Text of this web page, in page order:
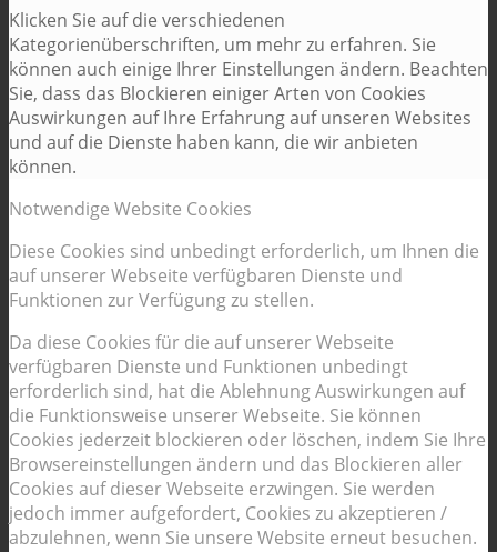
Klicken Sie auf die verschiedenen
Kategorienüberschriften, um mehr zu erfahren. Sie
können auch einige Ihrer Einstellungen ändern. Beachten
Sie, dass das Blockieren einiger Arten von Cookies
Auswirkungen auf Ihre Erfahrung auf unseren Websites
und auf die Dienste haben kann, die wir anbieten
können.
Notwendige Website Cookies
Diese Cookies sind unbedingt erforderlich, um Ihnen die
auf unserer Webseite verfügbaren Dienste und
Funktionen zur Verfügung zu stellen.
Da diese Cookies für die auf unserer Webseite
verfügbaren Dienste und Funktionen unbedingt
erforderlich sind, hat die Ablehnung Auswirkungen auf
die Funktionsweise unserer Webseite. Sie können
Cookies jederzeit blockieren oder löschen, indem Sie Ihre
Browsereinstellungen ändern und das Blockieren aller
Cookies auf dieser Webseite erzwingen. Sie werden
jedoch immer aufgefordert, Cookies zu akzeptieren /
abzulehnen, wenn Sie unsere Website erneut besuchen.